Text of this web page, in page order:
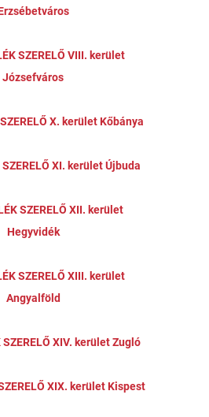
SZERELŐ VIII. kerület
Józsefváros
X. kerület Kőbánya
SZERELŐ XI. kerület Újbuda
SZERELŐ XII. kerület
Hegyvidék
SZERELŐ XIII. kerület
Angyalföld
SZERELŐ XIV. kerület Zugló
XIX. kerület Kispest